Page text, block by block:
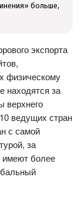
больше,
экспорта
физическому
находятся за
верхнего
ведущих стран
с самой
за
имеют более